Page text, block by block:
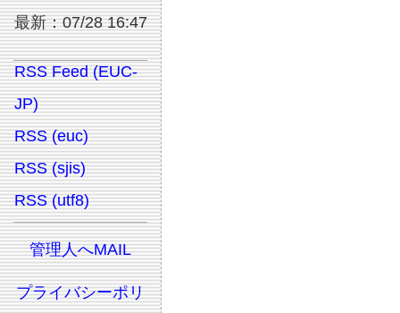
最新：07/28 16:47
RSS Feed (EUC-
JP)
RSS (euc)
RSS (sjis)
RSS (utf8)
管理人へMAIL
プライバシーポリ